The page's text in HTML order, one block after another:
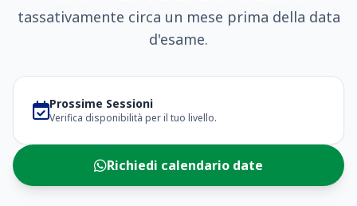
tassativamente circa un mese prima della data
d'esame.
Prossime Sessioni
Verifica disponibilità per il tuo livello.
Richiedi calendario date